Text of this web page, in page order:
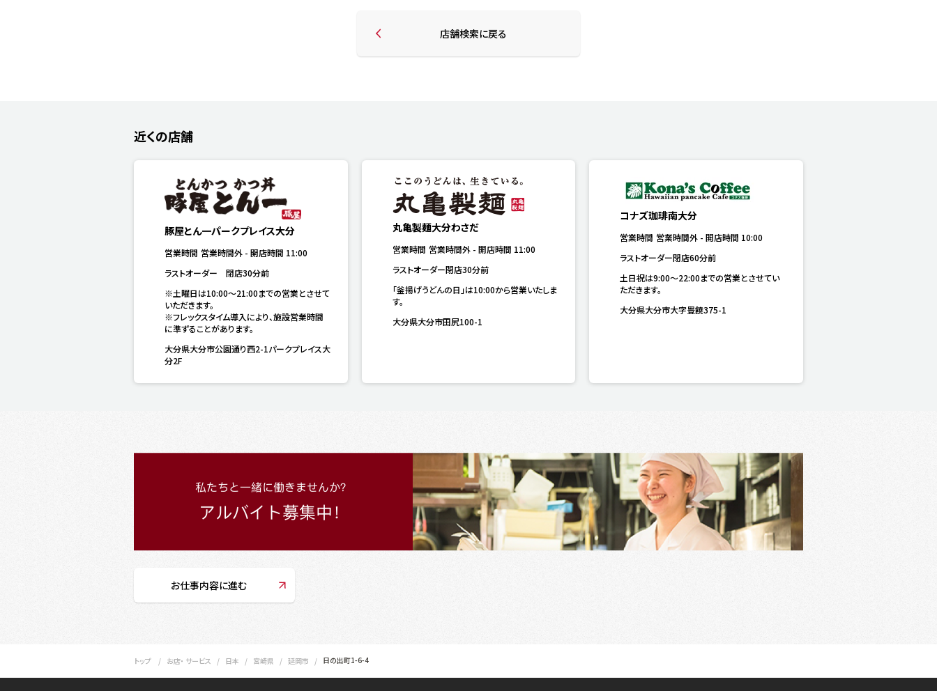
店舗検索に戻る
近くの店舗
豚屋とん一パークプレイス大分
営業時間 営業時間外 - 開店時間 11:00
ラストオーダー　閉店30分前
※土曜日は10:00～21:00までの営業とさせて
いただきます。
※フレックスタイム導入により、施設営業時間
に準ずることがあります。
大分県大分市公園通り西2-1パークプレイス大
分2F
丸亀製麺大分わさだ
営業時間 営業時間外- 開店時間 11:00
ラストオーダー閉店30分前
「釜揚げうどんの日」は10:00から営業いたしま
す。
大分県大分市田尻100-1
コナズ珈琲南大分
営業時間 営業時間外 -開店時間 10:00
ラストオーダー閉店60分前
土日祝は9:00～22:00までの営業とさせてい
ただきます。
大分県大分市大字豊饒375-1
お仕事内容に進む
トップ お店・ サービス 日本 宮崎県 延岡市 日の出町1-6-4